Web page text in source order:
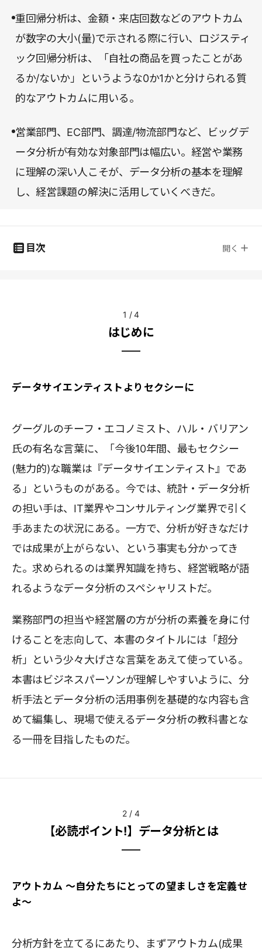
重回帰分析は、金額・来店回数などのアウトカム
が数字の大小(量)で示される際に行い、ロジスティ
ック回帰分析は、「自社の商品を買ったことがあ
るか/ないか」というような0か1かと分けられる質
的なアウトカムに用いる。
営業部門、EC部門、調達/物流部門など、ビッグデ
ータ分析が有効な対象部門は幅広い。経営や業務
に理解の深い人こそが、データ分析の基本を理解
し、経営課題の解決に活用していくべきだ。
目次 開く
1 /4
はじめに
データサイエンティストよりセクシーに
グーグルのチーフ・エコノミスト、ハル・バリアン
氏の有名な言葉に、「今後10年間、最もセクシー
(魅力的)な職業は『データサイエンティスト』であ
る」というものがある。今では、統計・データ分析
の担い手は、IT業界やコンサルティング業界で引く
手あまたの状況にある。一方で、分析が好きなだけ
では成果が上がらない、という事実も分かってき
た。求められるのは業界知識を持ち、経営戦略が語
れるようなデータ分析のスペシャリストだ。
業務部門の担当や経営層の方が分析の素養を身に付
けることを志向して、本書のタイトルには「超分
析」という少々大げさな言葉をあえて使っている。
本書はビジネスパーソンが理解しやすいように、分
析手法とデータ分析の活用事例を基礎的な内容も含
めて編集し、現場で使えるデータ分析の教科書とな
る一冊を目指したものだ。
2 / 4
【必読ポイント!】データ分析とは
アウトカム ～自分たちにとっての望ましさを定義せ
よ～
分析方針を立てるにあたり、まずアウトカム(成果